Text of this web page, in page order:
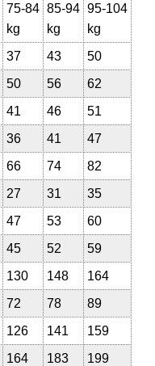
75-84
kg
85-94
kg
95-104
kg
37 43
50
50 56
62
41 46
51
36 41
47
66 74
82
27 31
35
47 53
60
45 52
59
130 148
164
72 78
89
126 141
159
164 183
199